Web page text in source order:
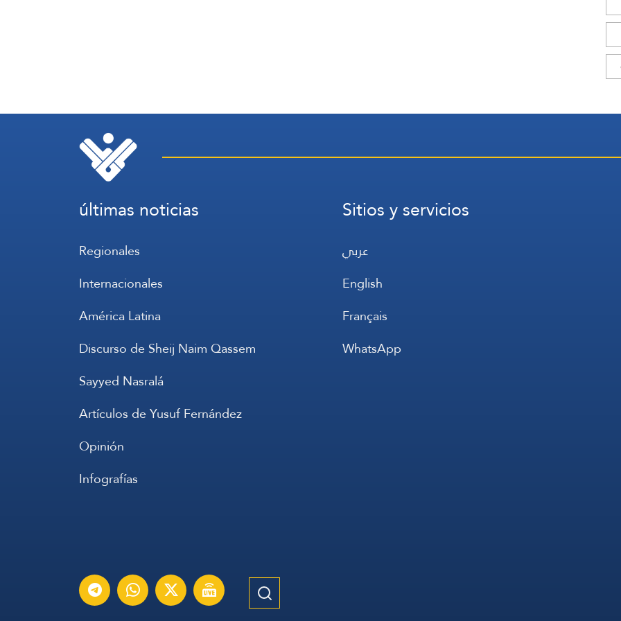
últimas noticias
Regionales
Internacionales
América Latina
Discurso de Sheij Naim Qassem
Sayyed Nasralá
Artículos de Yusuf Fernández
Opinión
Infografías
Sitios y servicios
عربي
English
Français
WhatsApp